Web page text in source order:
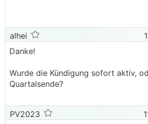
alhei
Danke!
Wurde die Kündigung sofort aktiv,
Quartalsende?
PV2023